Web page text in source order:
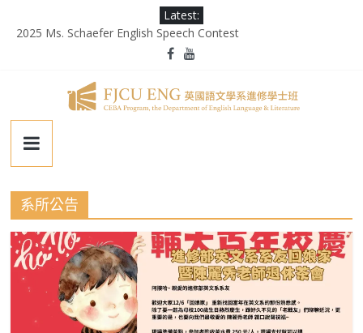
Latest:
2025 Ms. Schaefer English Speech Contest
輔大百年校慶｜進修部英文系系友回娘家暨陳麗秀老師退休茶會
為受災民眾祈禱，願平安恢復
徵業務助理(需具備口譯能力)
輔
仁
大
學
英
系所公告